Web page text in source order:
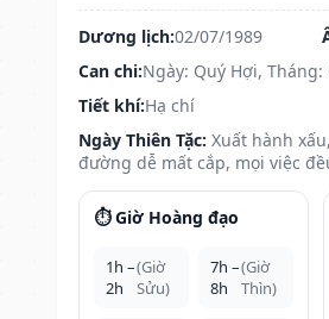
Dương lịch:02/07/1989
Can chi:Ngày: Quý Hợi,
Tiết khí:Hạ chí
Ngày Thiên Tặc: Xuất hành
đường dễ mất cắp, mọi việc
⏱️ Giờ Hoàng đạo
1h –
2h
(Giờ
Sửu)
7h –
8h
(Giờ
Thìn)